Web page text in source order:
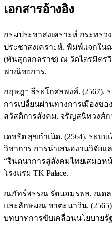
เอกสารอ้างอิง
กรมประชาสงเคราะห์ กระทรว
ประชาสงเคราะห์. พิมพ์แจกใ
(พันสุกสกลราช) ณ วัดไตรมิตร
พาณิชยการ.
กฤษฎา ธีระโกศลพงศ์. (2567).
การเปลี่ยนผ่านทางการเมืองขอ
สวัสดิการสังคม. จรัญสนิทวงศ์ก
เดชรัต สุขกำเนิด. (2564). ระบ
วิชาการ การนำเสนองานวิจัยแ
“จินตนาการสู่สังคมไทยเสมอห
โรงแรม TK Palace.
ณภัทร์พรรณ รัตนอมรพล, ณดล
และลักษมณ ชาตะนาวิน.
บทบาทการขับเคลื่อนนโยบาย